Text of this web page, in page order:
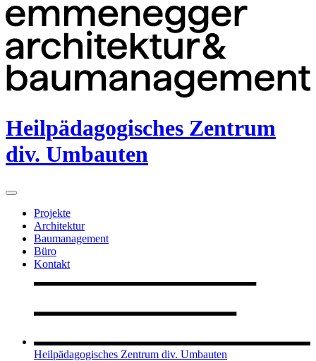
Heilpädagogisches Zentrum
div. Umbauten
Projekte
Architektur
Baumanagement
Büro
Kontakt
Heilpädagogisches Zentrum div. Umbauten